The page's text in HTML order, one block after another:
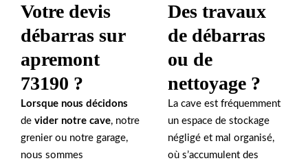
Votre devis
débarras sur
apremont
73190 ?
Lorsque nous décidons
de vider notre cave, notre
grenier ou notre garage,
nous sommes
Des travaux
de débarras
ou de
nettoyage ?
La cave est fréquemment
un espace de stockage
négligé et mal organisé,
où s’accumulent des